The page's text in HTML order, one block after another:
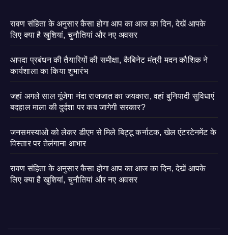
रावण संहिता के अनुसार कैसा होगा आप का आज का दिन, देखें आपके
लिए क्या है खुशियां, चुनौतियां और नए अवसर
आपदा प्रबंधन की तैयारियों की समीक्षा, कैबिनेट मंत्री मदन कौशिक ने
कार्यशाला का किया शुभारंभ
जहां अगले साल गूंजेगा नंदा राजजात का जयकारा, वहां बुनियादी सुविधाएं
बदहाल माला की दुर्दशा पर कब जागेगी सरकार?
जनसमस्याओ को लेकर डीएम से मिले बिट्टू कर्नाटक, खेल एंटरटेनमेंट के
विस्तार पर तेलंगाना आभार
रावण संहिता के अनुसार कैसा होगा आप का आज का दिन, देखें आपके
लिए क्या है खुशियां, चुनौतियां और नए अवसर